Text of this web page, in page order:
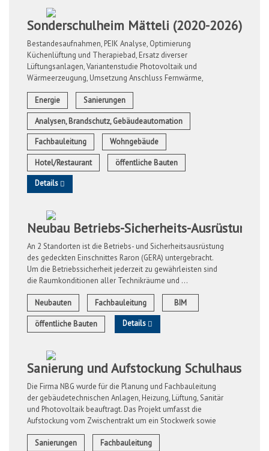
Sonderschulheim Mätteli (2020-2026)
Bestandesaufnahmen, PEIK Analyse, Optimierung
Küchenlüftung und Therapiebad, Ersatz diverser
Lüftungsanlagen, Variantenstudie Photovoltaik und
Wärmeerzeugung, Umsetzung Anschluss Fernwärme,
Energie
Sanierungen
Analysen, Brandschutz, Gebäudeautomation
Fachbauleitung Wohngebäude
Hotel/Restaurant öffentliche Bauten
Details
Neubau Betriebs-Sicherheits-Ausrüstung
An 2 Standorten ist die Betriebs- und Sicherheitsausrüstung
des gedeckten Einschnittes Raron (GERA) untergebracht.
Um die Betriebssicherheit jederzeit zu gewährleisten sind
die Raumkonditionen aller Technikräume und ...
Neubauten Fachbauleitung BIM
öffentliche Bauten Details
Sanierung und Aufstockung Schulhaus
Die Firma NBG wurde für die Planung und Fachbauleitung
der gebäudetechnischen Anlagen, Heizung, Lüftung, Sanitär
und Photovoltaik beauftragt. Das Projekt umfasst die
Aufstockung vom Zwischentrakt um ein Stockwerk sowie
der Sanierung des Alt- und ...
Sanierungen
Fachbauleitung